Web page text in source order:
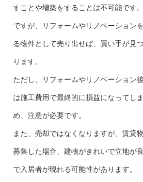
すことや増築をすることは不可能です。
ですが、リフォームやリノベーション
る物件として売り出せば、買い手が見
ります。
ただし、リフォームやリノベーション
は施工費用で最終的に損益になってし
め、注意が必要です。
また、売却ではなくなりますが、賃貸
募集した場合、建物がきれいで立地が
で入居者が現れる可能性があります。